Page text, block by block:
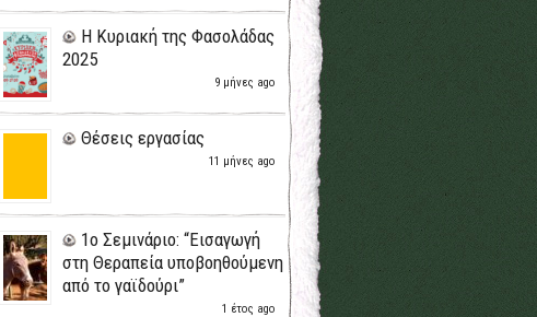
H Κυριακή της Φασολάδας
2025
9 μήνες ago
Θέσεις εργασίας
11 μήνες ago
1ο Σεμινάριο: “Εισαγωγή
στη Θεραπεία υποβοηθούμενη
από το γαϊδούρι”
1 έτος ago